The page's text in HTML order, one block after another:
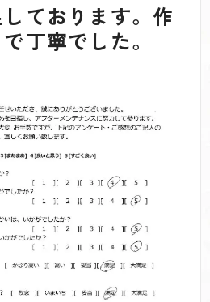
ております。作
丁寧でした。